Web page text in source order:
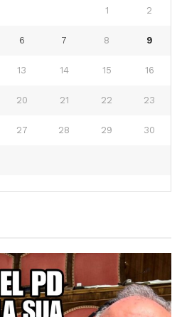
1 2
6 7 8 9
13 14 15 16
20 21 22 23
27 28 29 30